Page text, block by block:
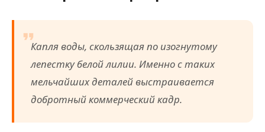
Капля воды, скользящая по изогнутому
лепестку белой лилии. Именно с таких
мельчайших деталей выстраивается
добротный коммерческий кадр.